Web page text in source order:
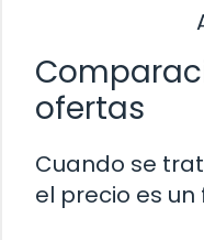
ofertas
Cuando se
el precio es